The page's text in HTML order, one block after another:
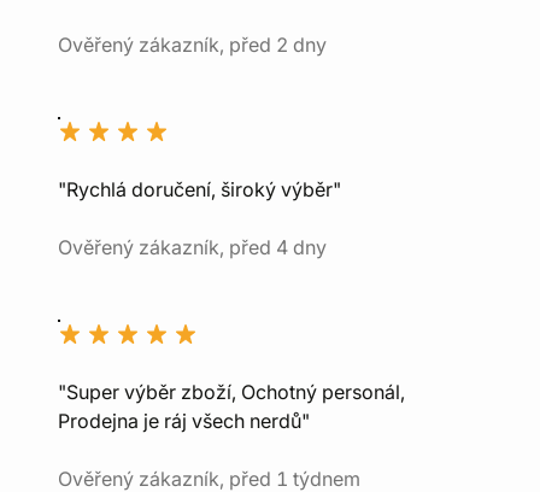
Ověřený zákazník, před 2 dny
"Rychlá doručení, široký výběr"
Ověřený zákazník, před 4 dny
"Super výběr zboží, Ochotný personál,
Prodejna je ráj všech nerdů"
Ověřený zákazník, před 1 týdnem